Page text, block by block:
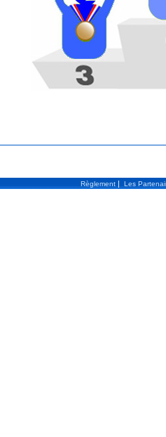
Règlement | Les